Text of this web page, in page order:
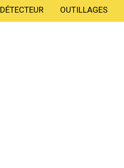
DÉTECTEUR OUTILLAGES